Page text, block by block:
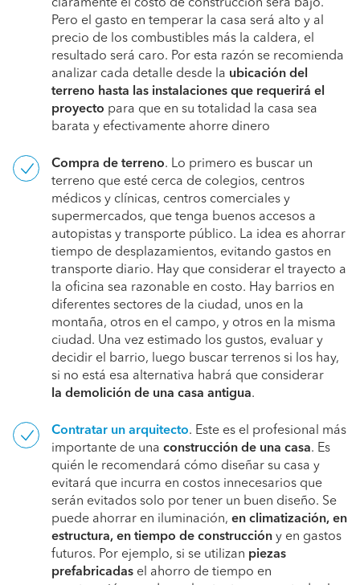
claramente el costo de construcción será bajo.
Pero el gasto en temperar la casa será alto y al
precio de los combustibles más la caldera, el
resultado será caro. Por esta razón se recomienda
analizar cada detalle desde la ubicación del
terreno hasta las instalaciones que requerirá el
proyecto para que en su totalidad la casa sea
barata y efectivamente ahorre dinero
Compra de terreno. Lo primero es buscar un
terreno que esté cerca de colegios, centros
médicos y clínicas, centros comerciales y
supermercados, que tenga buenos accesos a
autopistas y transporte público. La idea es ahorrar
tiempo de desplazamientos, evitando gastos en
transporte diario. Hay que considerar el trayecto a
la oficina sea razonable en costo. Hay barrios en
diferentes sectores de la ciudad, unos en la
montaña, otros en el campo, y otros en la misma
ciudad. Una vez estimado los gustos, evaluar y
decidir el barrio, luego buscar terrenos si los hay,
si no está esa alternativa habrá que considerar
la demolición de una casa antigua.
Contratar un arquitecto. Este es el profesional más
importante de una construcción de una casa. Es
quién le recomendará cómo diseñar su casa y
evitará que incurra en costos innecesarios que
serán evitados solo por tener un buen diseño. Se
puede ahorrar en iluminación, en climatización, en
estructura, en tiempo de construcción y en gastos
futuros. Por ejemplo, si se utilizan piezas
prefabricadas el ahorro de tiempo en